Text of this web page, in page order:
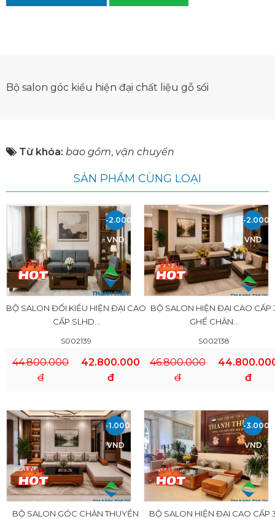
Bộ salon góc kiểu hiện đại chất liệu gỗ sồi
Từ khóa: bao gồm, vận chuyển
SẢN PHẨM CÙNG LOẠI
-2.000.000
VND
BỘ SALON ĐỐI KIỂU HIỆN ĐẠI CAO
CẤP SLHD...
S002139
44.800.000
đ
42.800.000
đ
-
VND
BỘ SALON HIỆN ĐẠI CAO CẤP
GHẾ CHÂN...
S002138
46.800.000
đ
đ
-1.000.000
VND
BỘ SALON GÓC CHÂN THUYỀN
-
VND
BỘ SALON HIỆN ĐẠI CAO CẤP